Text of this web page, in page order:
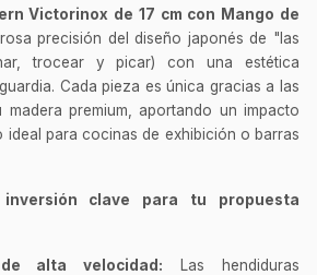
Victorinox de 17 cm con Mango de
precisión del diseño japonés de "las
trocear y picar) con una estética
Cada pieza es única gracias a las
premium, aportando un impacto
ideal para cocinas de exhibición o barras
clave para tu propuesta
alta velocidad: Las hendiduras